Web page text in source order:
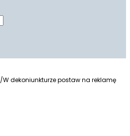
/W dekoniunkturze postaw na reklamę